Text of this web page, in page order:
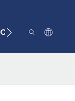
Contactez-Nous